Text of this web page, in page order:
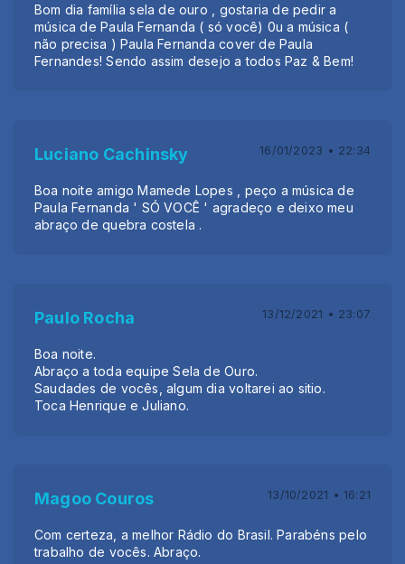
Bom dia família sela de ouro , gostaria de pedir a
música de Paula Fernanda ( só você) 0u a música (
não precisa ) Paula Fernanda cover de Paula
Fernandes! Sendo assim desejo a todos Paz & Bem!
Luciano Cachinsky 16/01/2023 • 22:34
Boa noite amigo Mamede Lopes , peço a música de
Paula Fernanda ' SÓ VOCÊ ' agradeço e deixo meu
abraço de quebra costela .
Paulo Rocha 13/12/2021 • 23:07
Boa noite.
Abraço a toda equipe Sela de Ouro.
Saudades de vocês, algum dia voltarei ao sitio.
Toca Henrique e Juliano.
Magoo Couros 13/10/2021 • 16:21
Com certeza, a melhor Rádio do Brasil. Parabéns pelo
trabalho de vocês. Abraço.